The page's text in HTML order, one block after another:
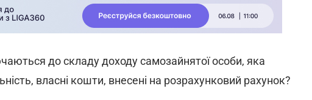
до складу доходу самозайнятої особи, яка
власні кошти, внесені на розрахунковий рахунок?